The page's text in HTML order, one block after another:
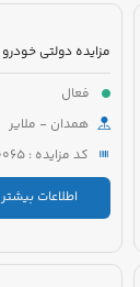
فعال
همدان - ملایر
کد مزایده : 5221006957000065
اطلاعات بیشتر